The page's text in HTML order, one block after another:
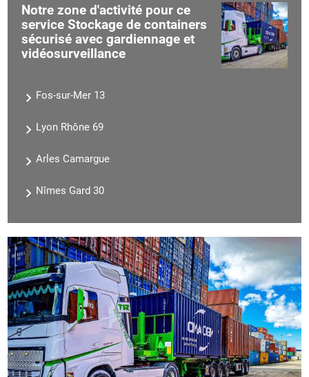
Notre zone d'activité pour ce
service Stockage de containers
sécurisé avec gardiennage et
vidéosurveillance
Fos-sur-Mer 13
Lyon Rhône 69
Arles Camargue
Nîmes Gard 30